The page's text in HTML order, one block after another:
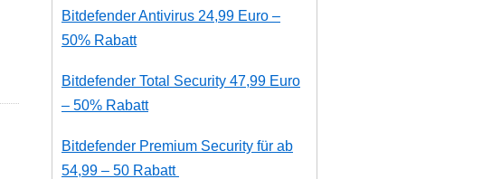
Bitdefender Antivirus 24,99 Euro –
50% Rabatt
Bitdefender Total Security 47,99 Euro
– 50% Rabatt
Bitdefender Premium Security für ab
54,99 – 50 Rabatt